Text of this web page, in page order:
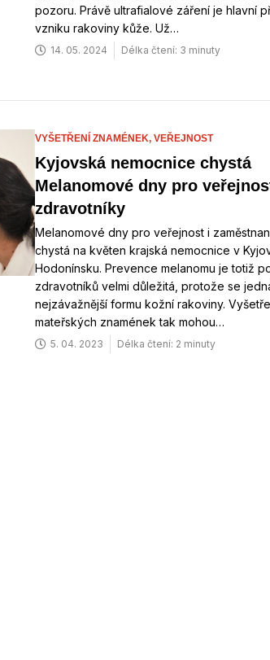
pozoru. Právě ultrafialové záření je hlavní
vzniku rakoviny kůže. Už…
14. 05. 2024 Délka čtení: 3 minuty
VYŠETŘENÍ ZNAMÉNEK, VEŘEJNOST
Kyjovská nemocnice chystá
Melanomové dny pro
zdravotníky
Melanomové dny pro veřejnost i
chystá na květen krajská nemocnice v
Hodonínsku. Prevence melanomu je totiž
zdravotníků velmi důležitá, protože se
nejzávažnější formu kožní rakoviny.
mateřských znamének tak mohou…
5. 04. 2023 Délka čtení: 2 minuty